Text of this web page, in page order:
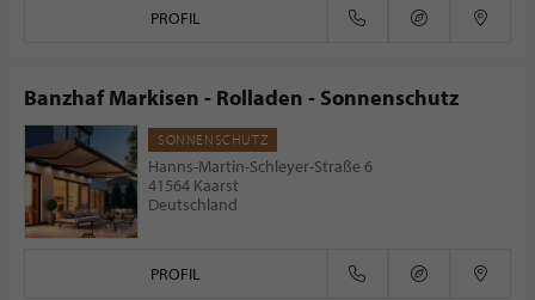
PROFIL
Banzhaf Markisen - Rolladen - Sonnenschutz
SONNENSCHUTZ
Hanns-Martin-Schleyer-Straße 6
41564 Kaarst
Deutschland
PROFIL